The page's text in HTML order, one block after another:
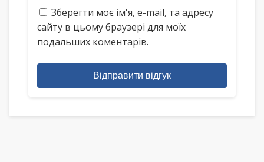
Зберегти моє ім'я, e-mail, та адресу
сайту в цьому браузері для моїх
подальших коментарів.
Відправити відгук